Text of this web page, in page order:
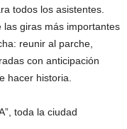
todos los asistentes.
giras más importantes
reunir al parche,
con anticipación
hacer historia.
toda la ciudad